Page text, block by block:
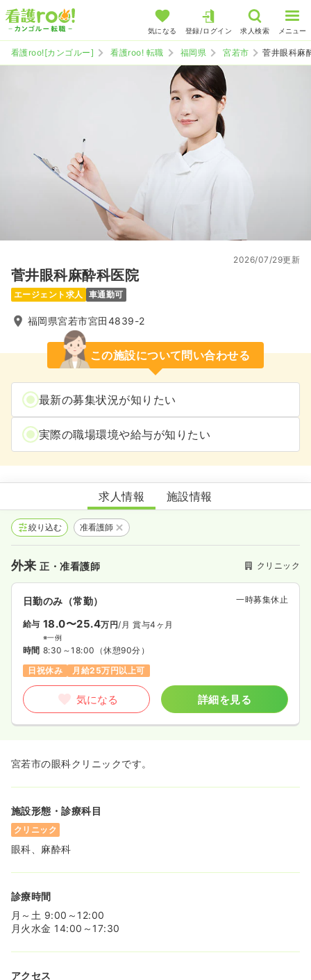
気になる 登録/ログイン 求人検索 メニュー
看護roo![カンゴルー] 看護roo! 転職 福岡県 宮若市 菅井眼科麻
菅井眼科麻酔科医院
2026/07/29更新
エージェント求人 車通勤可
福岡県宮若市宮田4839-2
この施設について問い合わせる
最新の募集状況が知りたい
実際の職場環境や給与が知りたい
菅井眼科麻酔科医院
求人情報 施設情報
絞り込む 准看護師
外来正・准看護師 クリニック
日勤のみ（常勤） 一時募集休止
給与 18.0〜25.4万円/月 賞与4ヶ月
※一例
時間 8:30～18:00 （休憩90分）
日祝休み
月給25万円以上可
気になる 詳細を見る
宮若市の眼科クリニックです。
施設形態・診療科目
クリニック
眼科、麻酔科
診療時間
月～土 9:00～12:00
月火水金 14:00～17:30
アクセス